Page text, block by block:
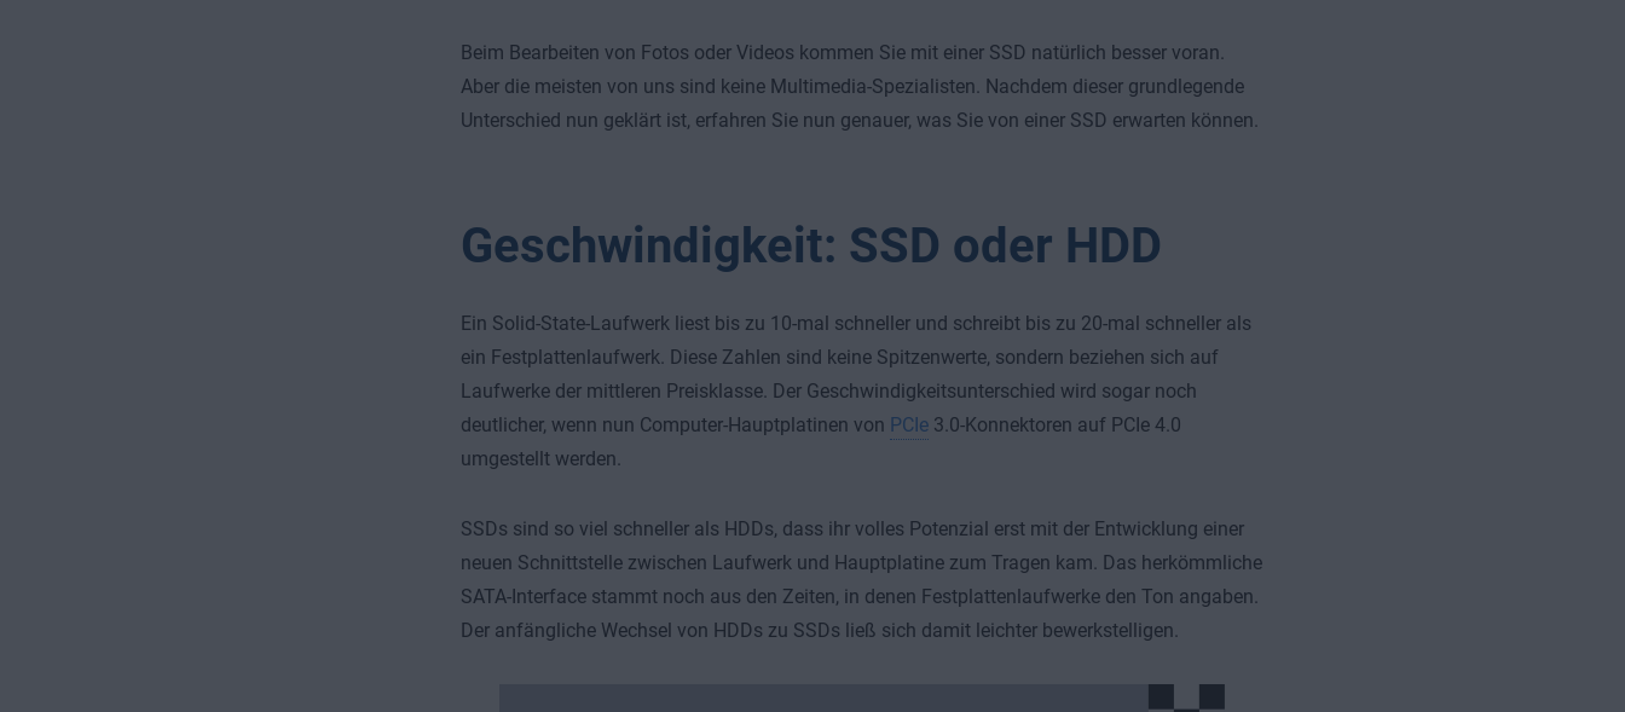
Beim Bearbeiten von Fotos oder Videos kommen Sie mit einer SSD natürlich besser voran.
Aber die meisten von uns sind keine Multimedia-Spezialisten. Nachdem dieser grundlegende
Unterschied nun geklärt ist, erfahren Sie nun genauer, was Sie von einer SSD erwarten können.
Geschwindigkeit: SSD oder HDD
Ein Solid-State-Laufwerk liest bis zu 10-mal schneller und schreibt bis zu 20-mal schneller als
ein Festplattenlaufwerk. Diese Zahlen sind keine Spitzenwerte, sondern beziehen sich auf
Laufwerke der mittleren Preisklasse. Der Geschwindigkeitsunterschied wird sogar noch
deutlicher, wenn nun Computer-Hauptplatinen von PCIe3.0-Konnektoren auf PCIe 4.0
umgestellt werden.
SSDs sind so viel schneller als HDDs, dass ihr volles Potenzial erst mit der Entwicklung einer
neuen Schnittstelle zwischen Laufwerk und Hauptplatine zum Tragen kam. Das herkömmliche
SATA-Interface stammt noch aus den Zeiten, in denen Festplattenlaufwerke den Ton angaben.
Der anfängliche Wechsel von HDDs zu SSDs ließ sich damit leichter bewerkstelligen.